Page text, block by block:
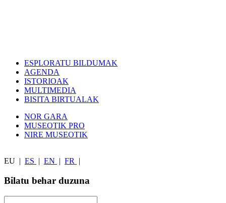
ESPLORATU BILDUMAK
AGENDA
ISTORIOAK
MULTIMEDIA
BISITA BIRTUALAK
NOR GARA
MUSEOTIK PRO
NIRE MUSEOTIK
EU ES EN FR
Bilatu behar duzuna